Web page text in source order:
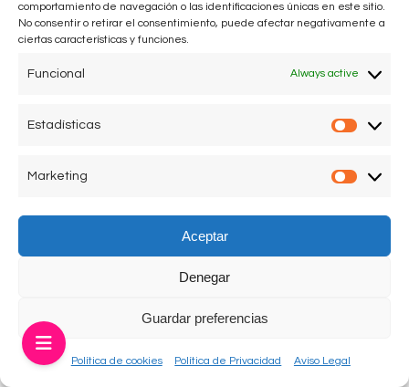
comportamiento de navegación o las identificaciones únicas en este sitio.
No consentir o retirar el consentimiento, puede afectar negativamente a
ciertas características y funciones.
Funcional Always active
Estadísticas
Marketing
Aceptar
Denegar
Guardar preferencias
Política de cookies Política de Privacidad Aviso Legal
Agatha Ruiz de la Prada en su desfile de la Pasarela
Larios Málaga Fashion Week 2021 celebrado en el patio
Política de Privacidad